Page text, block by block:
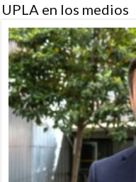
UPLA en los medios